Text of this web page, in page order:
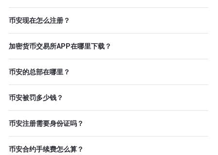
币安现在怎么注册？
加密货币交易所APP在哪里下载？
币安的总部在哪里？
币安被罚多少钱？
币安注册需要身份证吗？
币安合约手续费怎么算？